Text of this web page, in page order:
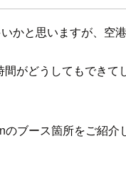
と思いますが、空
がどうしてもでき
ブース箇所をご紹介